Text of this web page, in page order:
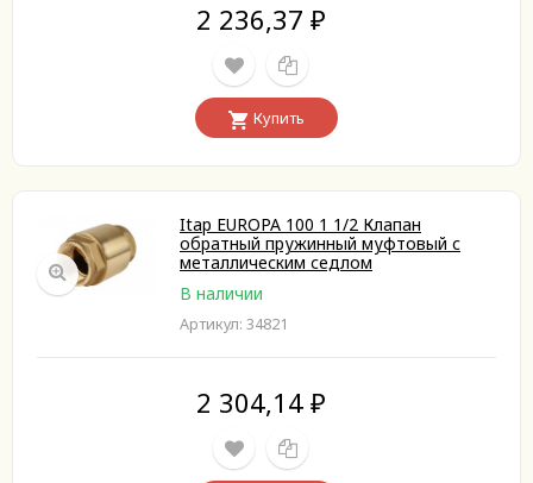
2 236,37 ₽
Купить
Itap EUROPA 100 1 1/2 Клапан
обратный пружинный муфтовый с
металлическим седлом
В наличии
Артикул: 34821
2 304,14 ₽